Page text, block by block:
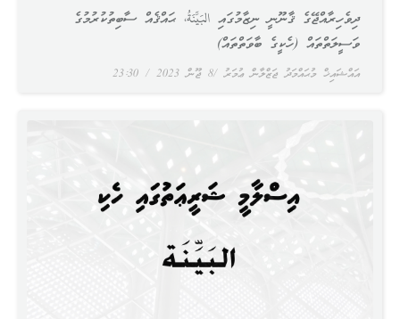
އައްޝައިޚް މުޙައްމަދު ޖަޒްލާން ޢުމަރު 8 ޖޫން 2023
ދިވެހިރާއްޖޭގެ ޤާނޫނީ ނިޒާމުގައި البَيِّنَةُ، ޙައްޤެއް ސާބިތުކުރުމުގެ
ވަސީލަތްތައް (ހެކީގެ ބާވަތްތައް)